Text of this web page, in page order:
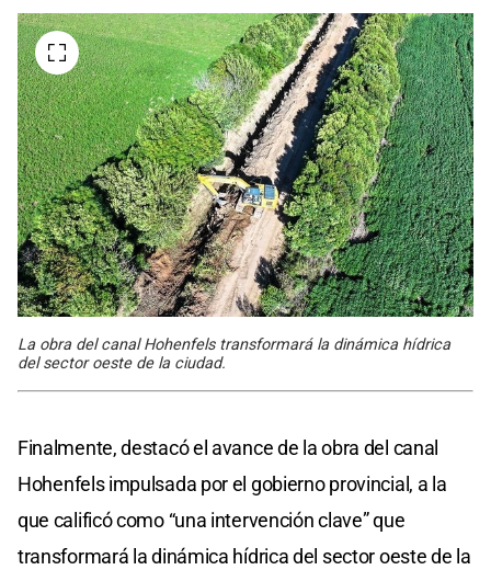
La obra del canal Hohenfels transformará la dinámica hídrica
del sector oeste de la ciudad.
Finalmente, destacó el avance de la obra del canal
Hohenfels impulsada por el gobierno provincial, a la
que calificó como “una intervención clave” que
transformará la dinámica hídrica del sector oeste de la